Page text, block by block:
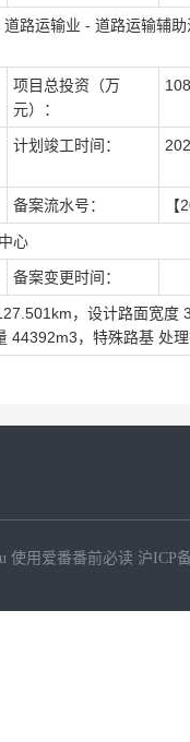
路运输业 - 道路运输辅
项目总投资（万
元）：
计划竣工时间：
备案流水号：
心
备案变更时间：
，设计路面宽
44392m3，特殊路基 处
使用爱番番前必读 沪ICP